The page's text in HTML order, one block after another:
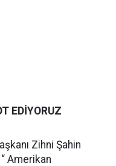
EDİYORUZ
Zihni Şahin
Amerikan